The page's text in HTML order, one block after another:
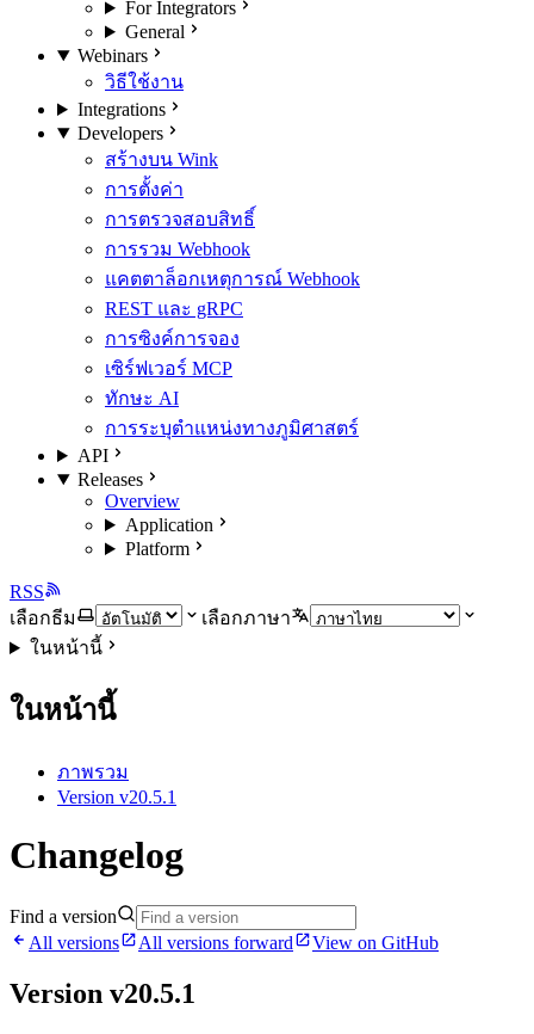
For Integrators
General
Webinars
วิธีใช้งาน
Integrations
Developers
สร้างบน Wink
การตั้งค่า
การตรวจสอบสิทธิ์
การรวม Webhook
แคตตาล็อกเหตุการณ์ Webhook
REST และ gRPC
การซิงค์การจอง
เซิร์ฟเวอร์ MCP
ทักษะ AI
การระบุตำแหน่งทางภูมิศาสตร์
API
Releases
Overview
Application
Platform
RSS
เลือกธีม
เลือกภาษา
ในหน้านี้
ในหน้านี้
ภาพรวม
Version v20.5.1
Changelog
Find a version
All versions
All versions forward View on GitHub
Version v20.5.1